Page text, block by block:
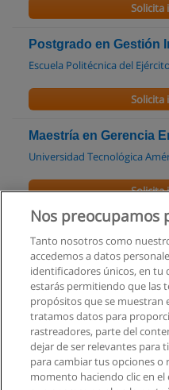
Solicita
Postgrado en Gestión
Escuela Politécnica del Ejército
Solicita
Maestría en Gerencia
Universidad Tecnológica
Solicita
Maestría en
Facultad Latinoamericana de
Solicita
MBA en Dirección
UIDE - Universidad
Solicita
Nos preocupamos
Tanto nosotros como
accedemos a datos
identificadores únicos, en tu
estarás permitiendo que las
propósitos que se muestran
tratamos datos para
rastreadores, parte del
dejar de ser relevantes para
para cambiar tus opciones
momento haciendo clic en el